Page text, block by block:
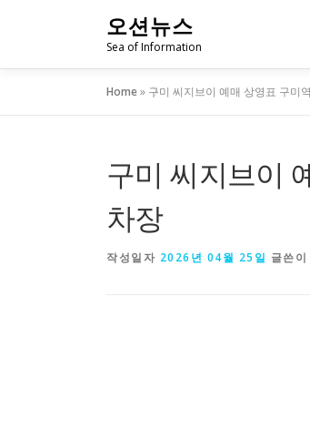
로
오션뉴스
Sea of Information
Home» 구미 씨지브이 예매 상영표 구미
구미 씨지브이
차장
작성일자 2026년 04월 25일 글쓴이